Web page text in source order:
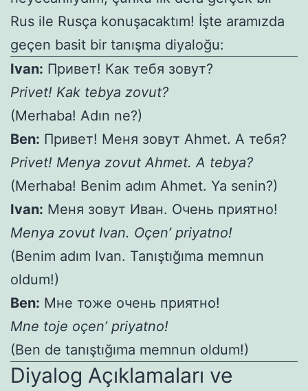
Rus ile Rusça konuşacaktım! İşte aramızda
geçen basit bir tanışma diyaloğu:
Ivan: Привет! Как тебя зовут?
Privet! Kak tebya zovut?
(Merhaba! Adın ne?)
Ben: Привет! Меня зовут Ahmet. А тебя?
Privet! Menya zovut Ahmet. A tebya?
(Merhaba! Benim adım Ahmet. Ya senin?)
Ivan: Меня зовут Иван. Очень приятно!
Menya zovut Ivan. Oçen’ priyatno!
(Benim adım Ivan. Tanıştığıma memnun
oldum!)
Ben: Мне тоже очень приятно!
Mne toje oçen’ priyatno!
(Ben de tanıştığıma memnun oldum!)
Diyalog Açıklamaları ve